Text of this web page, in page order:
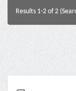
Results 1-2 of 2